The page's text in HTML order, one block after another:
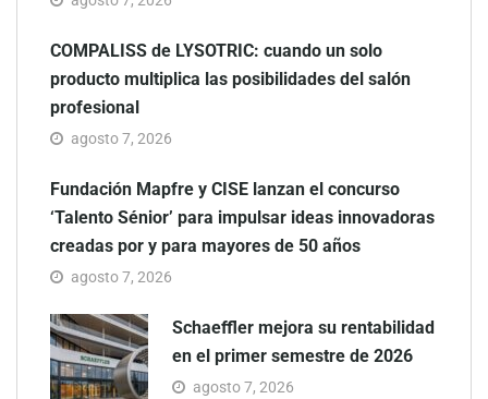
COMPALISS de LYSOTRIC: cuando un solo
producto multiplica las posibilidades del salón
profesional
agosto 7, 2026
Fundación Mapfre y CISE lanzan el concurso
‘Talento Sénior’ para impulsar ideas innovadoras
creadas por y para mayores de 50 años
agosto 7, 2026
Schaeffler mejora su rentabilidad
en el primer semestre de 2026
agosto 7, 2026